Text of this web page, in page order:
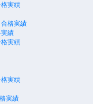
実績
格実績
績
実績
実績
実績